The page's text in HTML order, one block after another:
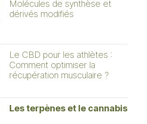
Molécules de synthèse et
dérivés modifiés
Le CBD pour les athlètes :
Comment optimiser la
récupération musculaire ?
Les terpènes et le cannabis